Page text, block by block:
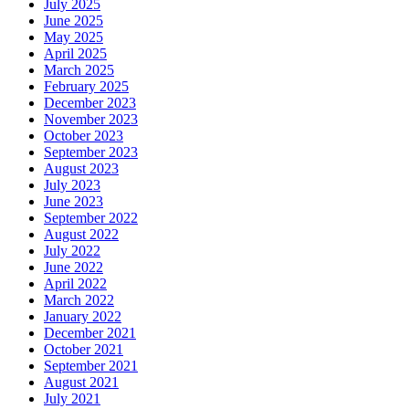
July 2025
June 2025
May 2025
April 2025
March 2025
February 2025
December 2023
November 2023
October 2023
September 2023
August 2023
July 2023
June 2023
September 2022
August 2022
July 2022
June 2022
April 2022
March 2022
January 2022
December 2021
October 2021
September 2021
August 2021
July 2021